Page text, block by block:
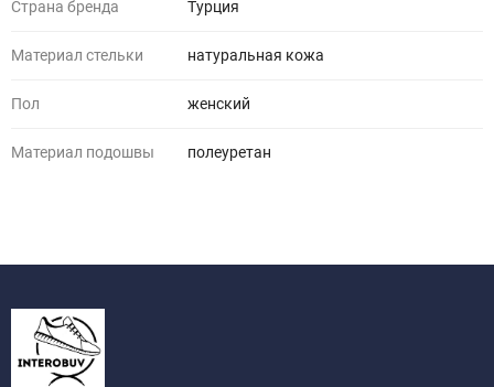
Страна бренда Турция
Материал стельки натуральная кожа
Пол женский
Материал подошвы полеуретан